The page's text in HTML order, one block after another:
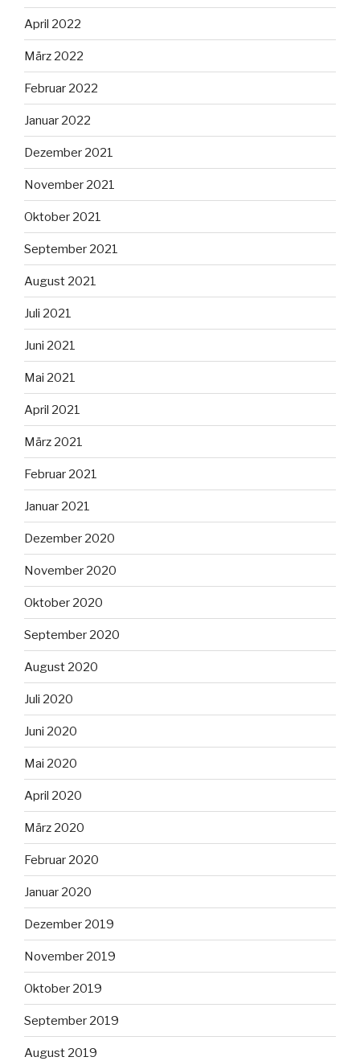
April 2022
März 2022
Februar 2022
Januar 2022
Dezember 2021
November 2021
Oktober 2021
September 2021
August 2021
Juli 2021
Juni 2021
Mai 2021
April 2021
März 2021
Februar 2021
Januar 2021
Dezember 2020
November 2020
Oktober 2020
September 2020
August 2020
Juli 2020
Juni 2020
Mai 2020
April 2020
März 2020
Februar 2020
Januar 2020
Dezember 2019
November 2019
Oktober 2019
September 2019
August 2019